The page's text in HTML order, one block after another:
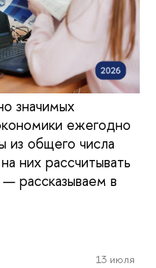
значимых
ежегодно
из общего числа
них рассчитывать
рассказываем в
13 июля